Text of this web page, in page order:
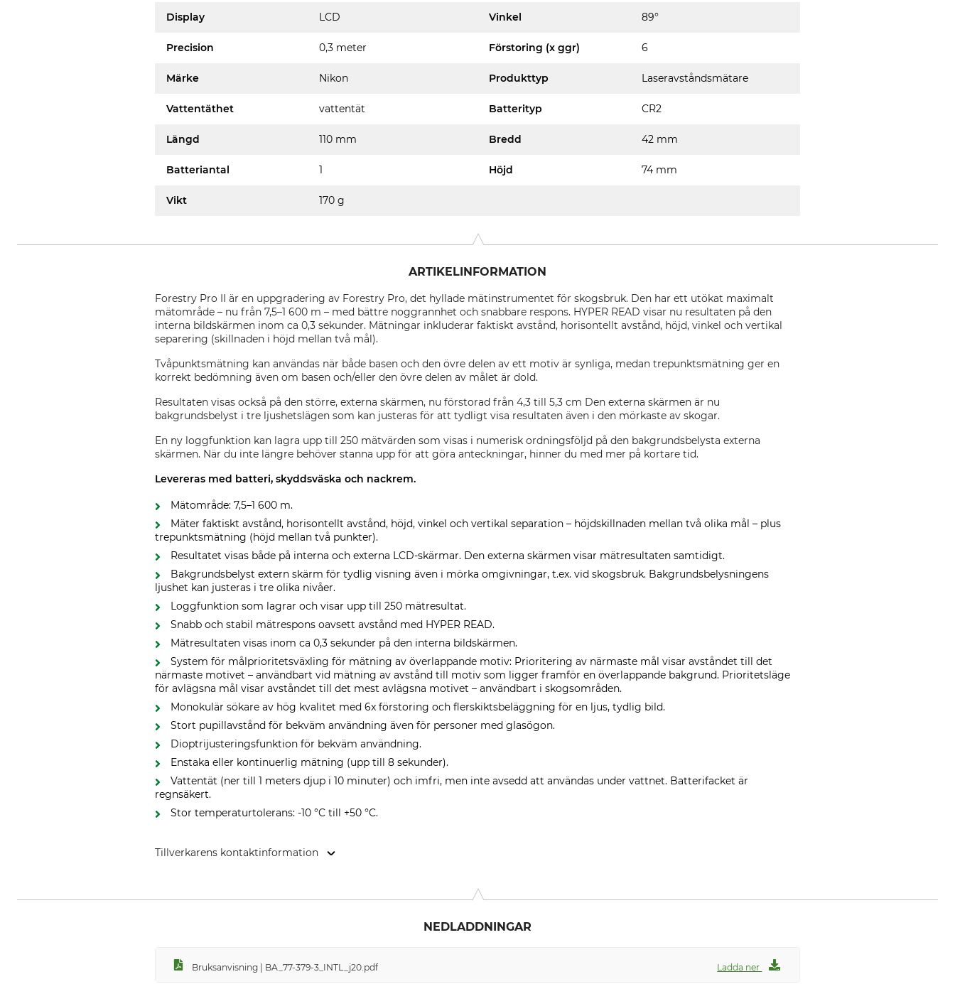
Display LCD Vinkel 89°
Precision 0,3 meter Förstoring (x ggr) 6
Märke Nikon Produkttyp Laseravståndsmätare
Vattentäthet vattentät Batterityp CR2
Längd 110 mm Bredd 42 mm
Batteriantal 1 Höjd 74 mm
Vikt 170 g
ARTIKELINFORMATION
Forestry Pro II är en uppgradering av Forestry Pro, det hyllade mätinstrumentet för skogsbruk. Den har ett utökat maximalt
mätområde – nu från 7,5–1 600 m – med bättre noggrannhet och snabbare respons. HYPER READ visar nu resultaten på den
interna bildskärmen inom ca 0,3 sekunder. Mätningar inkluderar faktiskt avstånd, horisontellt avstånd, höjd, vinkel och vertikal
separering (skillnaden i höjd mellan två mål).
Tvåpunktsmätning kan användas när både basen och den övre delen av ett motiv är synliga, medan trepunktsmätning ger en
korrekt bedömning även om basen och/eller den övre delen av målet är dold.
Resultaten visas också på den större, externa skärmen, nu förstorad från 4,3 till 5,3 cm Den externa skärmen är nu
bakgrundsbelyst i tre ljushetslägen som kan justeras för att tydligt visa resultaten även i den mörkaste av skogar.
En ny loggfunktion kan lagra upp till 250 mätvärden som visas i numerisk ordningsföljd på den bakgrundsbelysta externa
skärmen. När du inte längre behöver stanna upp för att göra anteckningar, hinner du med mer på kortare tid.
Levereras med batteri, skyddsväska och nackrem.
Mätområde: 7,5–1 600 m.
Mäter faktiskt avstånd, horisontellt avstånd, höjd, vinkel och vertikal separation – höjdskillnaden mellan två olika mål – plus
trepunktsmätning (höjd mellan två punkter).
Resultatet visas både på interna och externa LCD-skärmar. Den externa skärmen visar mätresultaten samtidigt.
Bakgrundsbelyst extern skärm för tydlig visning även i mörka omgivningar, t.ex. vid skogsbruk. Bakgrundsbelysningens
ljushet kan justeras i tre olika nivåer.
Loggfunktion som lagrar och visar upp till 250 mätresultat.
Snabb och stabil mätrespons oavsett avstånd med HYPER READ.
Mätresultaten visas inom ca 0,3 sekunder på den interna bildskärmen.
System för målprioritetsväxling för mätning av överlappande motiv: Prioritering av närmaste mål visar avståndet till det
närmaste motivet – användbart vid mätning av avstånd till motiv som ligger framför en överlappande bakgrund. Prioritetsläge
för avlägsna mål visar avståndet till det mest avlägsna motivet – användbart i skogsområden.
Monokulär sökare av hög kvalitet med 6x förstoring och flerskiktsbeläggning för en ljus, tydlig bild.
Stort pupillavstånd för bekväm användning även för personer med glasögon.
Dioptrijusteringsfunktion för bekväm användning.
Enstaka eller kontinuerlig mätning (upp till 8 sekunder).
Vattentät (ner till 1 meters djup i 10 minuter) och imfri, men inte avsedd att användas under vattnet. Batterifacket är
regnsäkert.
Stor temperaturtolerans: -10 °C till +50 °C.
Tillverkarens kontaktinformation
NEDLADDNINGAR
Bruksanvisning | BA_77-379-3_INTL_j20.pdf Ladda ner